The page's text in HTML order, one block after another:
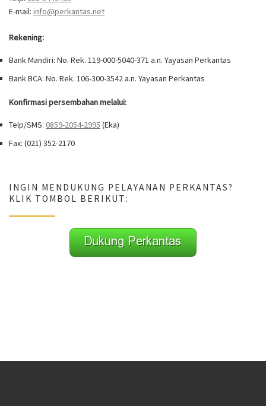
E-mail: info@perkantas.net
Rekening:
Bank Mandiri: No. Rek. 119-000-5040-371 a.n. Yayasan Perkantas
Bank BCA: No. Rek. 106-300-3542 a.n. Yayasan Perkantas
Konfirmasi persembahan melalui:
Telp/SMS: 0859-2054-2995 (Eka)
Fax: (021) 352-2170
INGIN MENDUKUNG PELAYANAN PERKANTAS?
KLIK TOMBOL BERIKUT: